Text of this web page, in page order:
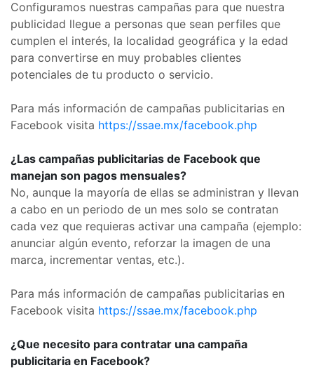
Configuramos nuestras campañas para que nuestra
publicidad llegue a personas que sean perfiles que
cumplen el interés, la localidad geográfica y la edad
para convertirse en muy probables clientes
potenciales de tu producto o servicio.
Para más información de campañas publicitarias en
Facebook visita https://ssae.mx/facebook.php
¿Las campañas publicitarias de Facebook que
manejan son pagos mensuales?
No, aunque la mayoría de ellas se administran y llevan
a cabo en un periodo de un mes solo se contratan
cada vez que requieras activar una campaña (ejemplo:
anunciar algún evento, reforzar la imagen de una
marca, incrementar ventas, etc.).
Para más información de campañas publicitarias en
Facebook visita https://ssae.mx/facebook.php
¿Que necesito para contratar una campaña
publicitaria en Facebook?